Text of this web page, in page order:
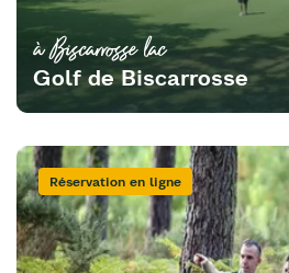
à Biscarrosse lac
Golf de Biscarrosse
Réservation en ligne